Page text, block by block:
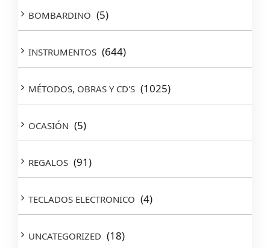
BOMBARDINO (5)
INSTRUMENTOS (644)
MÉTODOS, OBRAS Y CD'S (1025)
OCASIÓN (5)
REGALOS (91)
TECLADOS ELECTRONICO (4)
UNCATEGORIZED (18)